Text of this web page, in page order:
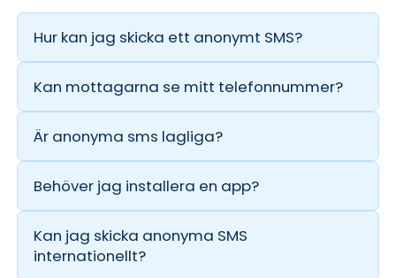
Hur kan jag skicka ett anonymt SMS?
Använd helt enkelt Anonsms. Ange mottagarens
på skicka-knappen.
Kan mottagarna se mitt telefonnummer?
Nej. Ditt personliga telefonnummer visas inte för
mottagaren. Avsändar-ID:t kommer att ändras
till något du väljer, oavsett om det är Anonym,
Viktig, Okänd osv.
Är anonyma sms lagliga?
Ja, anonyma sms är lagliga när de används
Behöver jag installera en app?
Nej. Anonsms är webbaserat. Du behöver inte
din webbläsare, gå till webbplatsen och börja
skicka anonyma meddelanden.
Kan jag skicka anonyma SMS
internationellt?